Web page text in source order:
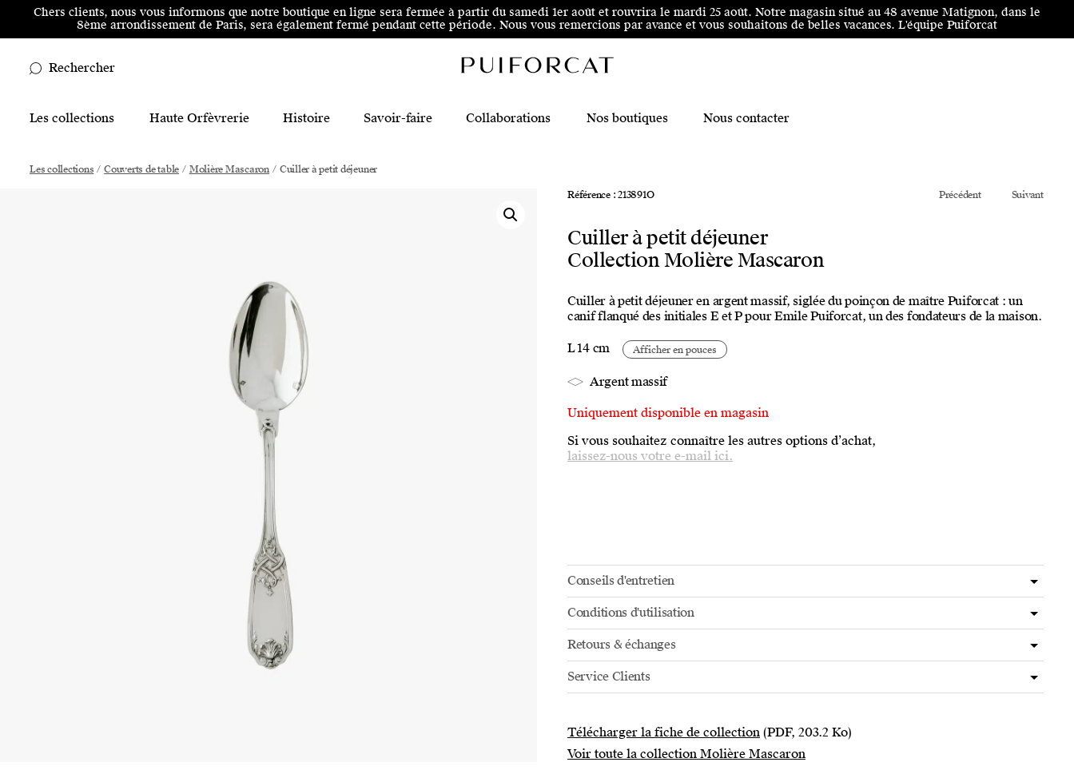
Aller au menu principal Aller au contenu principal Aller au pied de page
Chers clients, nous vous informons que notre boutique en ligne sera fermée à partir du samedi 1er août et rouvrira le mardi 25 août. Notre magasin situé au 48 avenue Matignon, dans le
8ème arrondissement de Paris, sera également fermé pendant cette période. Nous vous remercions par avance et vous souhaitons de belles vacances. L'équipe Puiforcat
Main Mobile Navigation
Rechercher
Main Desktop Navigation
Les collections Haute Orfèvrerie Histoire Savoir-faire Collaborations Nos boutiques Nous contacter
Les collections / Couverts de table / Molière Mascaron / Cuiller à petit déjeuner
Référence : 213891O
Précédent Suivant
Cuiller à petit déjeuner
Collection Molière Mascaron
Cuiller à petit déjeuner en argent massif, siglée du poinçon de maître Puiforcat : un
canif flanqué des initiales E et P pour Emile Puiforcat, un des fondateurs de la maison.
L 14 cm Afficher en pouces
Argent massif
Uniquement disponible en magasin
Si vous souhaitez connaître les autres options d’achat,
laissez-nous votre e-mail ici.
Conseils d'entretien
Conditions d'utilisation
Retours & échanges
Service Clients
Télécharger la fiche de collection (PDF, 203.2 Ko)
Voir toute la collection Molière Mascaron